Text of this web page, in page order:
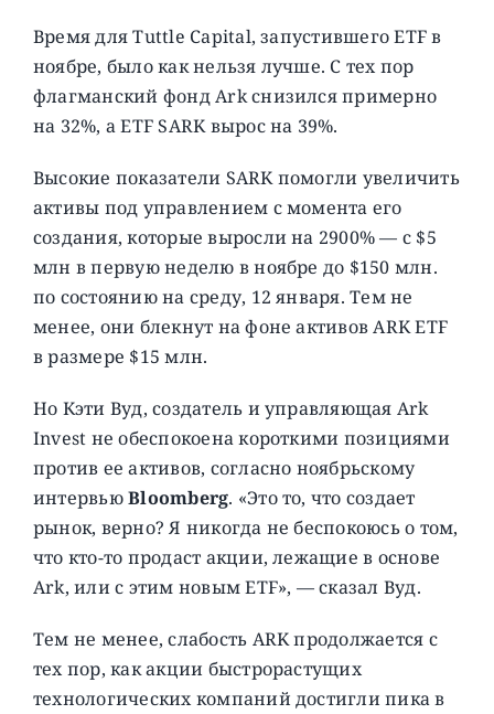
Время для Tuttle Capital, запустившего ETF в
ноябре, было как нельзя лучше. С тех пор
флагманский фонд Ark снизился примерно
на 32%, а ETF SARK вырос на 39%.
Высокие показатели SARK помогли увеличить
активы под управлением с момента его
создания, которые выросли на 2900% — с $5
млн в первую неделю в ноябре до $150 млн.
по состоянию на среду, 12 января. Тем не
менее, они блекнут на фоне активов ARK ETF
в размере $15 млн.
Но Кэти Вуд, создатель и управляющая Ark
Invest не обеспокоена короткими позициями
против ее активов, согласно ноябрьскому
интервьюBloomberg. «Это то, что создает
рынок, верно? Я никогда не беспокоюсь о том,
что кто-то продаст акции, лежащие в основе
Ark, или с этим новым ETF», — сказал Вуд.
Тем не менее, слабость ARK продолжается с
тех пор, как акции быстрорастущих
технологических компаний достигли пика в